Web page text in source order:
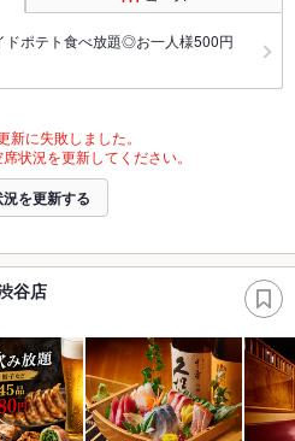
ドポテト食べ放題◎お一人様500円
新に失敗しました。
状況を更新してください。
を更新する
谷店